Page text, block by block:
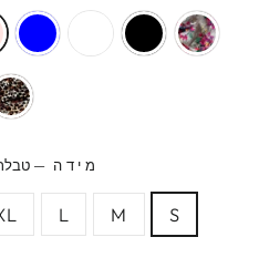
מידה—
S
M
L